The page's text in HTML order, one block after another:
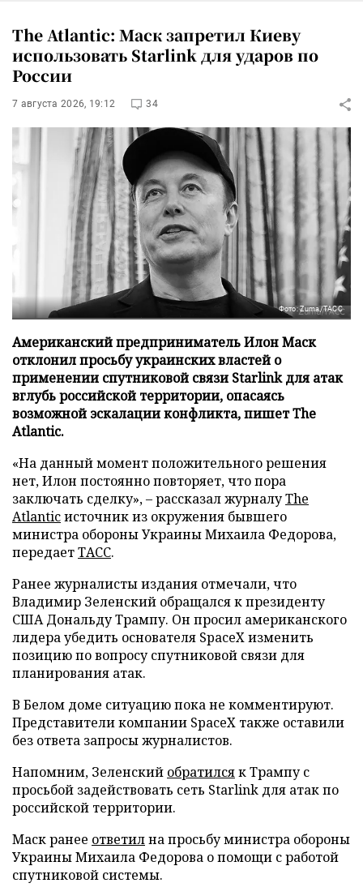
The Atlantic: Маск запретил Киеву
использовать Starlink для ударов по
России
7 августа 2026, 19:12 34
Фото: Zuma/ТАСС
Американский предприниматель Илон Маск
отклонил просьбу украинских властей о
применении спутниковой связи Starlink для атак
вглубь российской территории, опасаясь
возможной эскалации конфликта, пишет The
Atlantic.
«На данный момент положительного решения
нет, Илон постоянно повторяет, что пора
заключать сделку», – рассказал журналуThe
Atlanticисточник из окружения бывшего
министра обороны Украины Михаила Федорова,
передаетТАСС.
Ранее журналисты издания отмечали, что
Владимир Зеленский обращался к президенту
США Дональду Трампу. Он просил американского
лидера убедить основателя SpaceX изменить
позицию по вопросу спутниковой связи для
планирования атак.
В Белом доме ситуацию пока не комментируют.
Представители компании SpaceX также оставили
без ответа запросы журналистов.
Напомним, Зеленский обратилсяк Трампу с
просьбой задействовать сеть Starlink для атак по
российской территории.
Маск ранее ответилна просьбу министра обороны
Украины Михаила Федорова о помощи с работой
спутниковой системы.